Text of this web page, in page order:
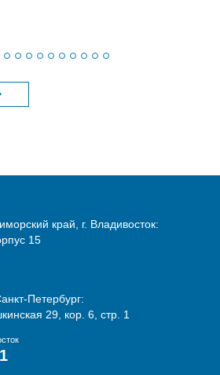
край, г. Владивосток:
15
Петербург:
29, кор. 6, стр. 1